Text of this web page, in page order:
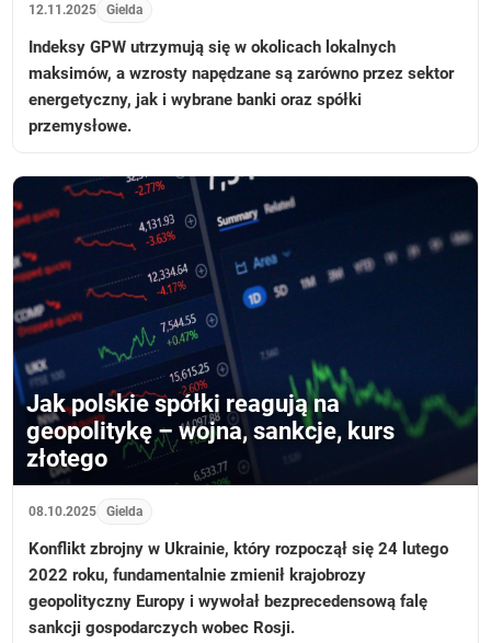
12.11.2025 Gielda
Indeksy GPW utrzymują się w okolicach lokalnych
maksimów, a wzrosty napędzane są zarówno przez sektor
energetyczny, jak i wybrane banki oraz spółki
przemysłowe.
Jak polskie spółki reagują na
geopolitykę – wojna, sankcje, kurs
złotego
08.10.2025 Gielda
Konflikt zbrojny w Ukrainie, który rozpoczął się 24 lutego
2022 roku, fundamentalnie zmienił krajobrozy
geopolityczny Europy i wywołał bezprecedensową falę
sankcji gospodarczych wobec Rosji.